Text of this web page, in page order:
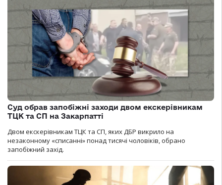
Суд обрав запобіжні заходи двом екскерівникам
ТЦК та СП на Закарпатті
Двом екскерівникам ТЦК та СП, яких ДБР викрило на
незаконному «списанні» понад тисячі чоловіків, обрано
запобіжний захід.